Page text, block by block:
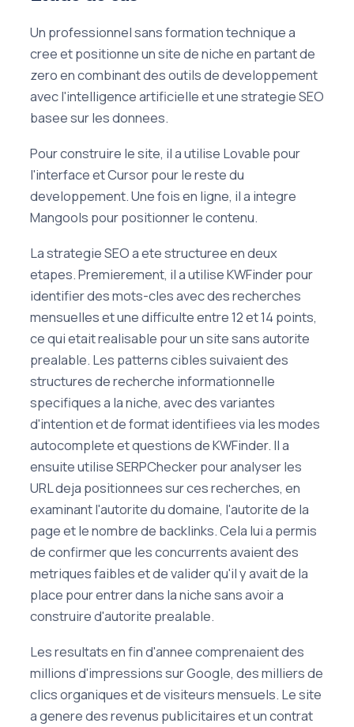
Un professionnel sans formation technique a
cree et positionne un site de niche en partant de
zero en combinant des outils de developpement
avec l'intelligence artificielle et une strategie SEO
basee sur les donnees.
Pour construire le site, il a utilise Lovable pour
l'interface et Cursor pour le reste du
developpement. Une fois en ligne, il a integre
Mangools pour positionner le contenu.
La strategie SEO a ete structuree en deux
etapes. Premierement, il a utilise KWFinder pour
identifier des mots-cles avec des recherches
mensuelles et une difficulte entre 12 et 14 points,
ce qui etait realisable pour un site sans autorite
prealable. Les patterns cibles suivaient des
structures de recherche informationnelle
specifiques a la niche, avec des variantes
d'intention et de format identifiees via les modes
autocomplete et questions de KWFinder. Il a
ensuite utilise SERPChecker pour analyser les
URL deja positionnees sur ces recherches, en
examinant l'autorite du domaine, l'autorite de la
page et le nombre de backlinks. Cela lui a permis
de confirmer que les concurrents avaient des
metriques faibles et de valider qu'il y avait de la
place pour entrer dans la niche sans avoir a
construire d'autorite prealable.
Les resultats en fin d'annee comprenaient des
millions d'impressions sur Google, des milliers de
clics organiques et de visiteurs mensuels. Le site
a genere des revenus publicitaires et un contrat